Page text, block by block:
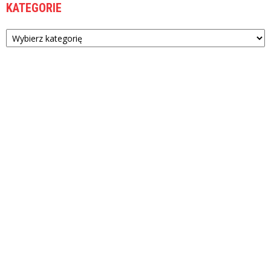
KATEGORIE
Kategorie